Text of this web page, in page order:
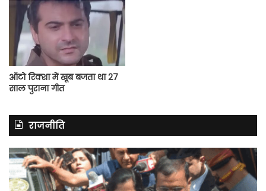
ऑटो रिक्शा में खूब बजता था 27
साल पुराना गीत
राजनीति